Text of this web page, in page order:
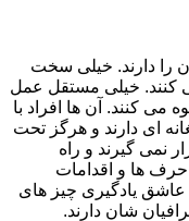
را دارند. خیلی سخت
کنند. خیلی مستقل عمل
می کنند. آن ها افراد با
ای دارند و هرگز تحت
نمی‌ گیرند و راه
ها و اقدامات
یادگیری چیز های
شان دارند.